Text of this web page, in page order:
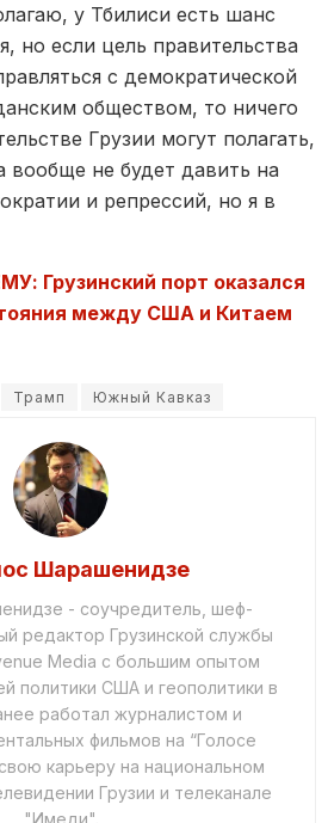
у Тбилиси есть шанс
но если цель правительства
с демократической
обществом, то ничего
Грузии могут полагать,
вообще не будет давить на
и репрессий, но я в
Грузинский порт оказался
между США и Китаем
Трамп Южный Кавказ
Шарашенидзе
- соучредитель, шеф-
редактор Грузинской службы
Media с большим опытом
политики США и геополитики в
работал журналистом и
фильмов на “Голосе
карьеру на национальном
Грузии и телеканале
"Имеди".